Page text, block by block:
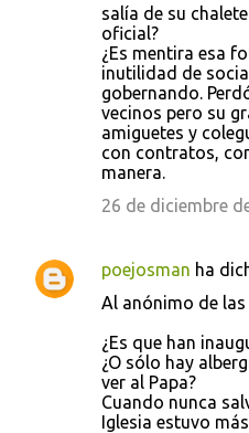
salía de su
oficial?
¿Es mentira esa
inutilidad de
gobernando.
vecinos pero su
amiguetes y
con contratos,
manera.
26 de diciembre
poejosman ha
Al anónimo de las
¿Es que han
¿O sólo hay
ver al Papa?
Cuando nunca
Iglesia estuvo